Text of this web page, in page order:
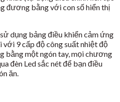
đương bằng với con số hiển thị
dụng bảng điều khiển cảm ứng
với 9 cấp độ công suất nhiệt độ
bằng một ngón tay, mọi chương
đèn Led sắc nét để bạn điều
ăn.